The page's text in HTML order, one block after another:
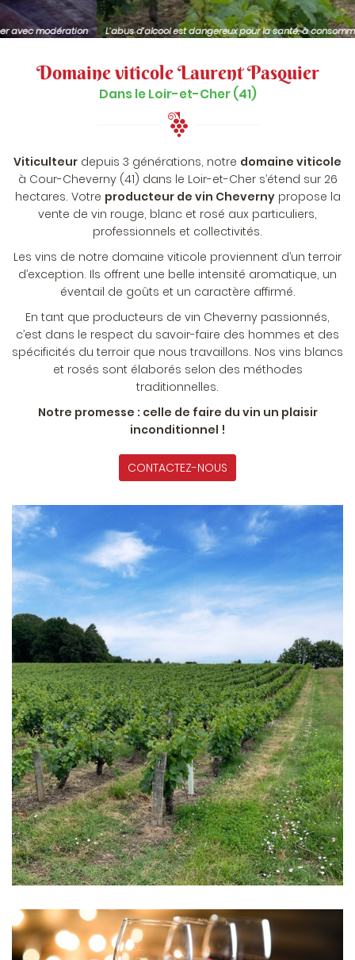
L’abus d’alcool est dangereux pour la santé, à consommer avec modération
Domaine viticoleLaurent Pasquier
Dans le Loir-et-Cher (41)
Viticulteur depuis 3 générations, notre domaine viticole
à Cour-Cheverny (41) dans le Loir-et-Cher s’étend sur 26
hectares. Votre producteur de vin Chevernypropose la
vente de vin rouge, blanc et rosé aux particuliers,
professionnels et collectivités.
Les vins de notre domaine viticole proviennent d’un terroir
d’exception. Ils offrent une belle intensité aromatique, un
éventail de goûts et un caractère affirmé.
En tant que producteurs de vin Cheverny passionnés,
c’est dans le respect du savoir-faire des hommes et des
spécificités du terroir que nous travaillons. Nos vins blancs
et rosés sont élaborés selon des méthodes
traditionnelles.
Notre promesse : celle de faire du vin un plaisir
inconditionnel !
CONTACTEZ-NOUS